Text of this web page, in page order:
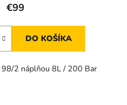
€99
DO KOŠÍKA
98/2 náplňou 8L / 200 Bar